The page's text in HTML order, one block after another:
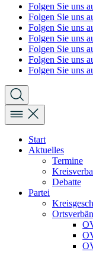
Folgen Sie uns
Folgen Sie uns
Folgen Sie uns
Folgen Sie uns
Folgen Sie uns
Folgen Sie uns
Folgen Sie uns
Start
Aktuelles
Termine
Debatte
Partei